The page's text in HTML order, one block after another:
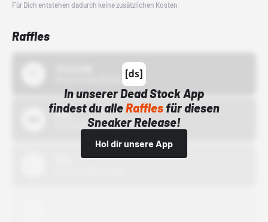
Für Dich entstehen dadurch keine zusätzlichen Kosten.
Raffles
In unserer Dead Stock App
findest du alleRafflesfür diesen
Sneaker Release!
Hol dir unsere App
Bstn
01.10.22 00:00 Uhr